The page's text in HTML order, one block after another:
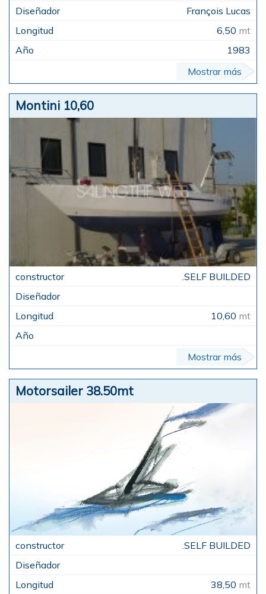
François Lucas
6,50 mt
1983
Mostrar más
Montini 10,60
.SELF BUILDED
10,60 mt
Mostrar más
Motorsailer 38.50mt
.SELF BUILDED
38,50 mt